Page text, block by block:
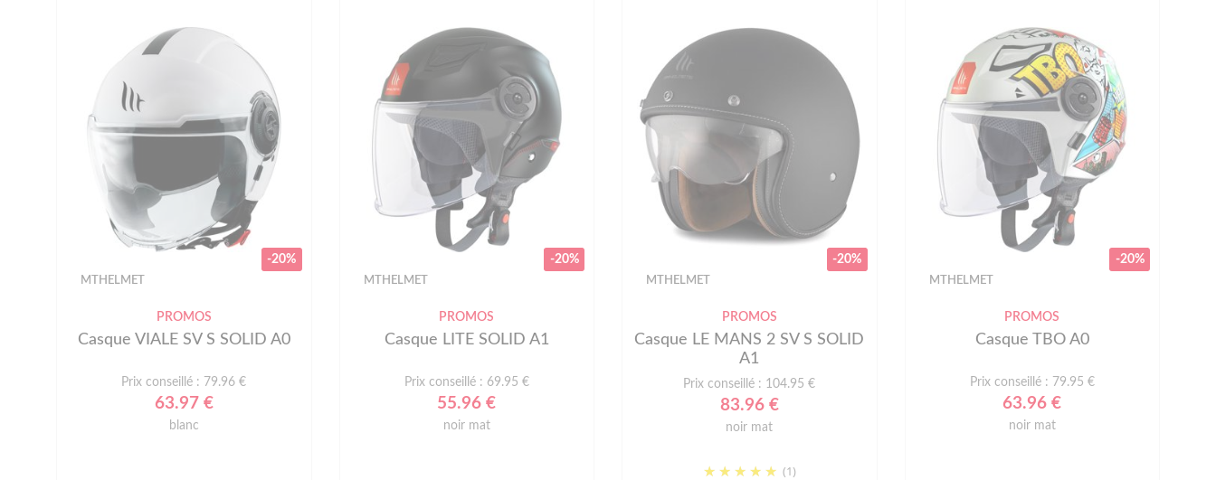
-20%
MTHELMET
PROMOS
Casque VIALE SV S SOLID A0
Prix conseillé : 79.96 €
63.97 €
blanc
-20%
MTHELMET
PROMOS
Casque LITE SOLID A1
Prix conseillé : 69.95 €
55.96 €
noir mat
-20%
MTHELMET
PROMOS
Casque LE MANS 2 SV S SOLID
A1
Prix conseillé : 104.95 €
83.96 €
noir mat
(1)
-20%
MTHELMET
PROMOS
Casque TBO A0
Prix conseillé : 79.95 €
63.96 €
noir mat